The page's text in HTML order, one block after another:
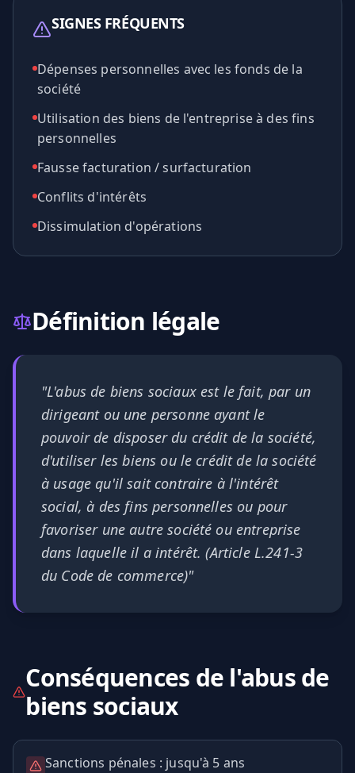
SIGNES FRÉQUENTS
Dépenses personnelles avec les fonds de la
société
Utilisation des biens de l'entreprise à des fins
personnelles
Fausse facturation / surfacturation
Conflits d'intérêts
Dissimulation d'opérations
Définition légale
"L'abus de biens sociaux est le fait, par un
dirigeant ou une personne ayant le
pouvoir de disposer du crédit de la société,
d'utiliser les biens ou le crédit de la société
à usage qu'il sait contraire à l'intérêt
social, à des fins personnelles ou pour
favoriser une autre société ou entreprise
dans laquelle il a intérêt. (Article L.241-3
du Code de commerce)"
Conséquences de l'abus de
biens sociaux
Sanctions pénales : jusqu'à 5 ans